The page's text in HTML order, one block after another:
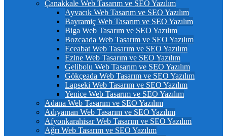
Çanakkale Web Tasarım ve SEO Yazılım
Ayvacık Web Tasarım ve SEO Yazılım
Bayramiç Web Tasarım ve SEO Yazılım
Biga Web Tasarım ve SEO Yazılım
Bozcaada Web Tasarım ve SEO Yazılım
Eceabat Web Tasarım ve SEO Yazılım
Ezine Web Tasarım ve SEO Yazılım
Gelibolu Web Tasarım ve SEO Yazılım
Gökçeada Web Tasarım ve SEO Yazılım
Lapseki Web Tasarım ve SEO Yazılım
Yenice Web Tasarım ve SEO Yazılım
Adana Web Tasarım ve SEO Yazılım
Adıyaman Web Tasarım ve SEO Yazılım
Afyonkarahisar Web Tasarım ve SEO Yazılım
Ağrı Web Tasarım ve SEO Yazılım